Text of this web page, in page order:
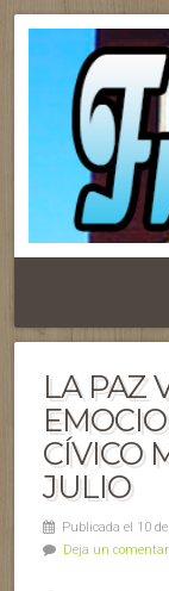
LA PAZ
CÍVICO
JULIO
Publicada el 10
Deja un